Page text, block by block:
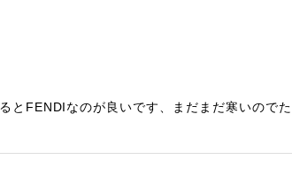
とFENDIなのが良いです、まだまだ寒いので